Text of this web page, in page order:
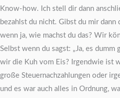
Know-how. Ich stell dir dann
bezahlst du nicht. Gibst du mir
wenn ja, wie machst du das? Wir
Selbst wenn du sagst: „Ja, es
wir die Kuh vom Eis? Irgendwie ist
große Steuernachzahlungen oder
und es war auch alles in Ordnung,